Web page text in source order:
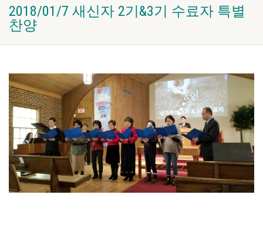
2018/01/7 새신자 2기&3기 수료자 특별
찬양